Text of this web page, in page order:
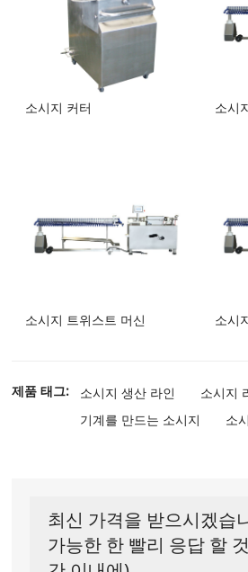
소시지 커터 소시
소시지 트위스트 머신 소시
제품 태그: 소시지 생산 라인
소시지
기계를 만드는 소시지
소
최신 가격을 받으시겠습
가능한 한 빨리 응답 할